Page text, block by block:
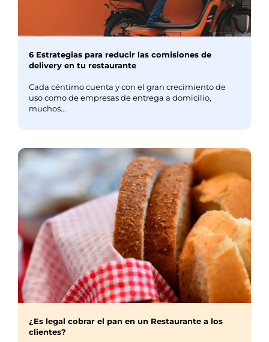
6 Estrategias para reducir las comisiones de
delivery en tu restaurante
Cada céntimo cuenta y con el gran crecimiento de
uso como de empresas de entrega a domicilio,
muchos...
¿Es legal cobrar el pan en un Restaurante a los
clientes?